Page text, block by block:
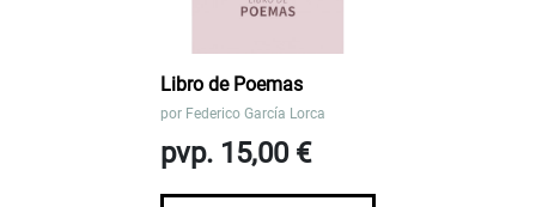
Libro de Poemas
por Federico García Lorca
pvp. 15,00 €